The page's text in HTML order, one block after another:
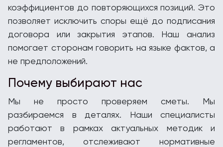
коэффициентов до повторяющихся позиций. Это
позволяет исключить споры ещё до подписания
договора или закрытия этапов. Наш анализ
помогает сторонам говорить на языке фактов, а
не предположений.
Почему выбирают нас
Мы не просто проверяем сметы. Мы
разбираемся в деталях. Наши специалисты
работают в рамках актуальных методик и
регламентов, отслеживают нормативные